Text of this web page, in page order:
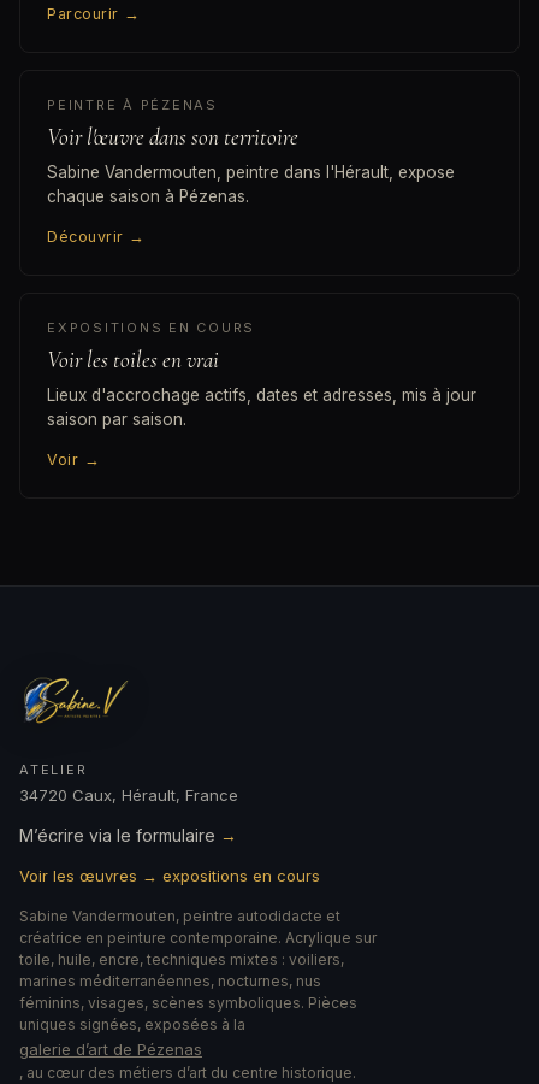
Parcourir →
PEINTRE À PÉZENAS
Voir l'œuvre dans son territoire
Sabine Vandermouten, peintre dans l'Hérault, expose
chaque saison à Pézenas.
Découvrir →
EXPOSITIONS EN COURS
Voir les toiles en vrai
Lieux d'accrochage actifs, dates et adresses, mis à jour
saison par saison.
Voir →
ATELIER
34720 Caux, Hérault, France
M’écrire via le formulaire →
Voir les œuvres → expositions en cours
Sabine Vandermouten, peintre autodidacte et
créatrice en peinture contemporaine. Acrylique sur
toile, huile, encre, techniques mixtes : voiliers,
marines méditerranéennes, nocturnes, nus
féminins, visages, scènes symboliques. Pièces
uniques signées, exposées à la
galerie d’art de Pézenas
, au cœur des métiers d’art du centre historique.